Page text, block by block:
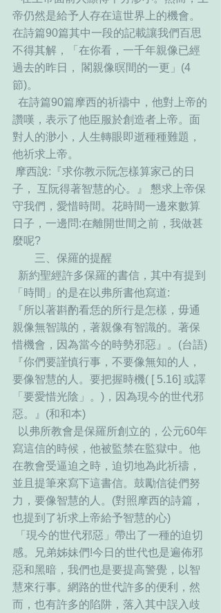
帝仍然是給予人存在這世界上的機會。
在詩篇90篇其中一段的記載讓我們百思
不得其解，「在你看，一千年親像已經
過去的昨日， 閣親像暝間的一更」(4
節)。
讚嘆，表示了他臣服於創造者上帝。面
對人的渺小，人生轉眼即逝種種難題，
他祈求上帝。
子， 互阮得著智慧的心。』 懇求上帝保
守我們，愛惜時間。花時間一邊來數算
日子，一邊問:在離開世間之前，我做甚
麼呢?
   　 三、保羅的提醒
「時間」的是在以弗所書他寫道:
『所以著斟酌看恁的所行是怎樣，毋通
親像無智識的，著親像有智識的。著保
惜機會，因為當今的時勢邪惡』。(台語)
『你們要謹慎行事，不要像無知的人，
要像智慧的人。要把握時機( [ 5.16] 或譯
「要愛惜光陰」。)，因為現今的世代邪
惡。』(和和本)
寫這信的時候，他被監禁在監獄中。他
在教會受逼迫之時，迫切地為此祈禱，
並且提筆來寫下這書信。鼓勵信徒們努
力，要像智慧的人。(對照摩西的詩篇，
也提到了祈求上帝給予智慧的心)
感。兄弟姊妹們!今日的世代也是遍佈邪
惡和黑暗，我們也是要提高警覺，以智
慧來行事。網路的世代許多的便利，然
而，也有許多的陷阱，落入其中誤入歧